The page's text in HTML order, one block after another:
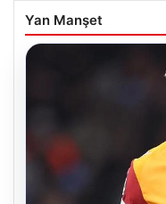
Yan Manşet